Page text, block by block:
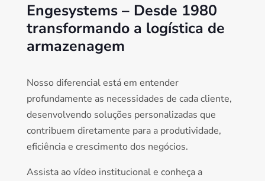
Engesystems – Desde 1980
transformando a logística de
armazenagem
Nosso diferencial está em entender
profundamente as necessidades de cada cliente,
desenvolvendo soluções personalizadas que
contribuem diretamente para a produtividade,
eficiência e crescimento dos negócios.
Assista ao vídeo institucional e conheça a